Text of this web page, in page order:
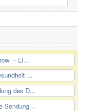
– LI...
...
des D...
Sendung...